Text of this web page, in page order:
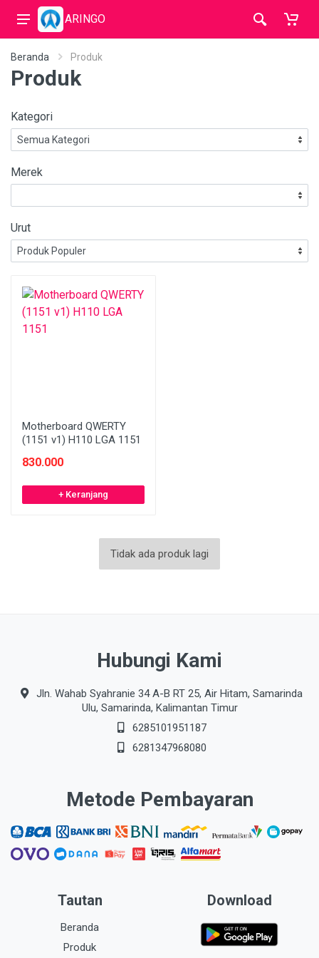
ARINGO
Beranda Produk
Produk
Kategori
Merek
Urut
Motherboard QWERTY
(1151 v1) H110 LGA 1151
830.000
+ Keranjang
Tidak ada produk lagi
Hubungi Kami
Jln. Wahab Syahranie 34 A-B RT 25, Air Hitam, Samarinda
Ulu, Samarinda, Kalimantan Timur
6285101951187
6281347968080
Metode Pembayaran
Tautan
Beranda
Produk
Download